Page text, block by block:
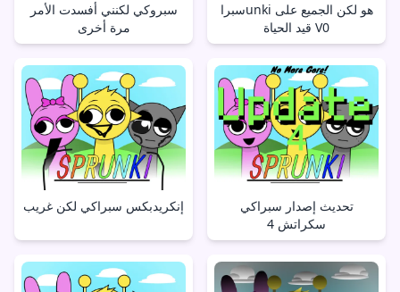
سبروكي لكنني أفسدت الأمر
مرة أخرى
سبراunki هو لكن الجميع على
قيد الحياة V0
إنكريدبكس سبراكي لكن غريب
تحديث إصدار سبراكي
سكراتش 4